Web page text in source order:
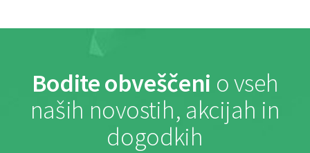
Bodite obveščeni o vseh
naših novostih, akcijah in
dogodkih